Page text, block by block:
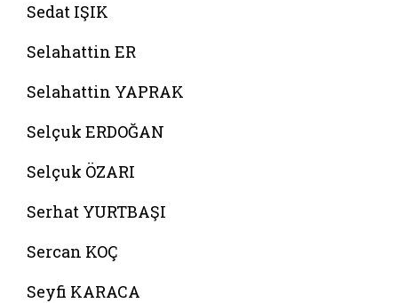
Sedat IŞIK
Selahattin ER
Selahattin YAPRAK
Selçuk ERDOĞAN
Selçuk ÖZARI
Serhat YURTBAŞI
Sercan KOÇ
Seyfi KARACA